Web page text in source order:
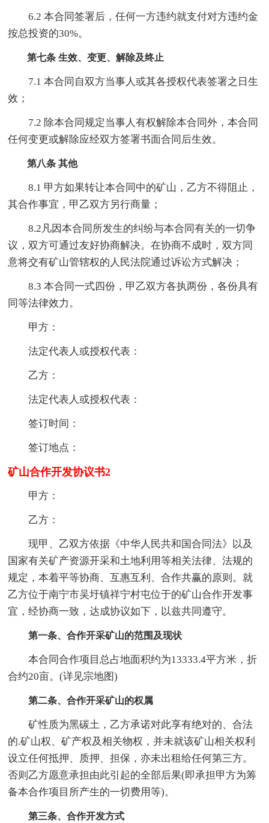
6.2 本合同签署后，任何一方违约就支付对方违约金
按总投资的30%。
第七条 生效、变更、解除及终止
7.1 本合同自双方当事人或其各授权代表签署之日生
效；
7.2 除本合同规定当事人有权解除本合同外，本合同
任何变更或解除应经双方签署书面合同后生效。
第八条 其他
8.1 甲方如果转让本合同中的矿山，乙方不得阻止，
其合作事宜，甲乙双方另行商量；
8.2凡因本合同所发生的纠纷与本合同有关的一切争
议，双方可通过友好协商解决。在协商不成时，双方同
意将交有矿山管辖权的人民法院通过诉讼方式解决；
8.3 本合同一式四份，甲乙双方各执两份，各份具有
同等法律效力。
甲方：
法定代表人或授权代表：
乙方：
法定代表人或授权代表：
签订时间：
签订地点：
矿山合作开发协议书2
甲方：
乙方：
现甲、乙双方依据《中华人民共和国合同法》以及
国家有关矿产资源开采和土地利用等相关法律、法规的
规定，本着平等协商、互惠互利、合作共赢的原则。就
乙方位于南宁市吴圩镇祥宁村屯位于的矿山合作开发事
宜，经协商一致，达成协议如下，以兹共同遵守。
第一条、合作开采矿山的范围及现状
本合同合作项目总占地面积约为13333.4平方米，折
合约20亩。(详见宗地图)
第二条、合作开采矿山的权属
矿性质为黑碳土，乙方承诺对此享有绝对的、合法
的.矿山权、矿产权及相关物权，并未就该矿山相关权利
设立任何抵押、质押、担保，亦未出租给任何第三方。
否则乙方愿意承担由此引起的全部后果(即承担甲方为筹
备本合作项目所产生的一切费用等)。
第三条、合作开发方式